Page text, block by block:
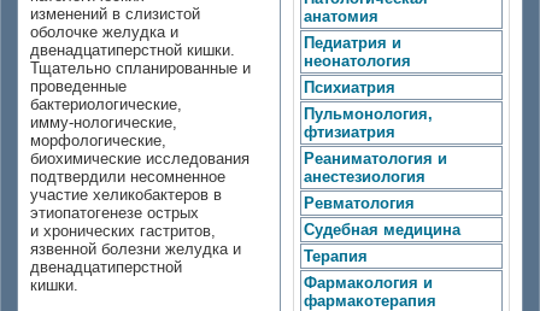
изменений в слизистой
оболочке желудка и
двенадцатиперстной кишки.
Тщательно спланированные и
проведенные
бактериологические,
имму-нологические,
морфологические,
биохимические исследования
подтвердили несомненное
участие хеликобактеров в
этиопатогенезе острых
и хронических гастритов,
язвенной болезни желудка и
двенадцатиперстной
кишки.
анатомия
Педиатрия и
неонатология
Психиатрия
Пульмонология,
фтизиатрия
Реаниматология и
анестезиология
Ревматология
Судебная медицина
Терапия
Фармакология и
фармакотерапия